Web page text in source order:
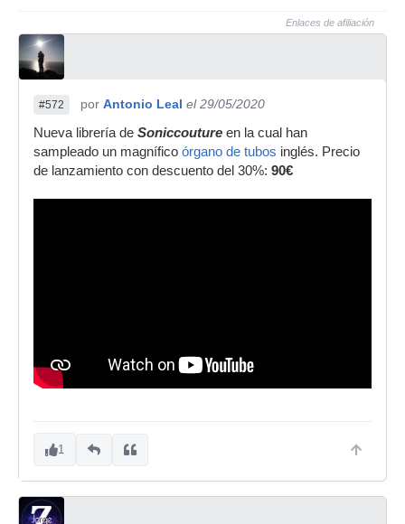
Enlaces de afiliación
#572 por Antonio Leal el 29/05/2020
Nueva librería de Soniccouture en la cual han
sampleado un magnífico órgano de tubos inglés. Precio
de lanzamiento con descuento del 30%: 90€
1